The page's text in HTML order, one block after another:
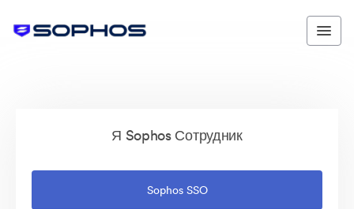
Я Sophos Сотрудник
Sophos SSO